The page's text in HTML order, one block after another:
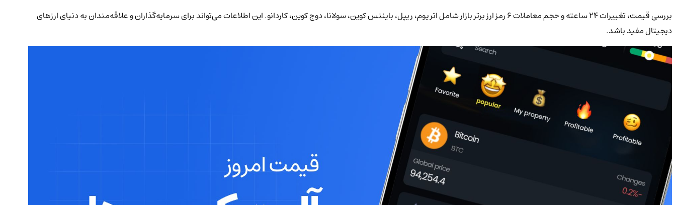
بررسی قیمت، تغییرات 24 ساعته و حجم معاملات 6 رمز ارز برتر بازار شامل اتریوم، ریپل، بایننس کوین، سولانا، دوج‌ کوین، کاردانو. این اطلاعات می‌تواند برای سرمایه‌گذاران و علاقه‌مندان به دنیای ارزهای
دیجیتال مفید باشد.